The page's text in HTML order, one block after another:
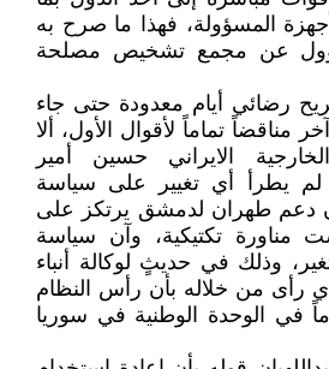
المسؤولة، فهذا ما صرح به
عن مجمع تشخيص مصلحة
رضائي أيام معدودة حتى جاء
تماماً لأقوال الأول، ألا
الايراني حسين أمير
لم يطرأ أي تغيير على سياسة
دعم طهران لدمشق يرتكز على
مناورة تكتيكية، وآن سياسة
وذلك في حديثٍ لوكالة أنباء
رأى من خلاله بأن رأس النظام
في الوحدة الوطنية في سوريا